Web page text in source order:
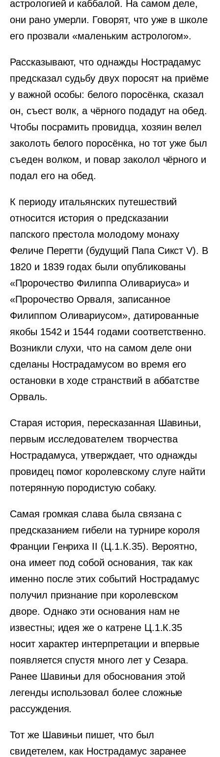
астрологией и каббалой. На самом деле,
они рано умерли. Говорят, что уже в школе
его прозвали «маленьким астрологом».
Рассказывают, что однажды Нострадамус
предсказал судьбу двух поросят на приёме
у важной особы: белого поросёнка, сказал
он, съест волк, а чёрного подадут на обед.
Чтобы посрамить провидца, хозяин велел
заколоть белого поросёнка, но тот уже был
съеден волком, и повар заколол чёрного и
подал его на обед.
К периоду итальянских путешествий
относится история о предсказании
папского престола молодому монаху
Феличе Перетти (будущий Папа Сикст V). В
1820 и 1839 годах были опубликованы
«Пророчество Филиппа Оливариуса» и
«Пророчество Орваля, записанное
Филиппом Оливариусом», датированные
якобы 1542 и 1544 годами соответственно.
Возникли слухи, что на самом деле они
сделаны Нострадамусом во время его
остановки в ходе странствий в аббатстве
Орваль.
Старая история, пересказанная Шавиньи,
первым исследователем творчества
Нострадамуса, утверждает, что однажды
провидец помог королевскому слуге найти
потерянную породистую собаку.
Самая громкая слава была связана с
предсказанием гибели на турнире короля
Франции Генриха II (Ц.1.К.35). Вероятно,
она имеет под собой основания, так как
именно после этих событий Нострадамус
получил признание при королевском
дворе. Однако эти основания нам не
известны; идея же о катрене Ц.1.К.35
носит характер интерпретации и впервые
появляется спустя много лет у Сезара.
Ранее Шавиньи для обоснования этой
легенды использовал более сложные
рассуждения.
Тот же Шавиньи пишет, что был
свидетелем, как Нострадамус заранее